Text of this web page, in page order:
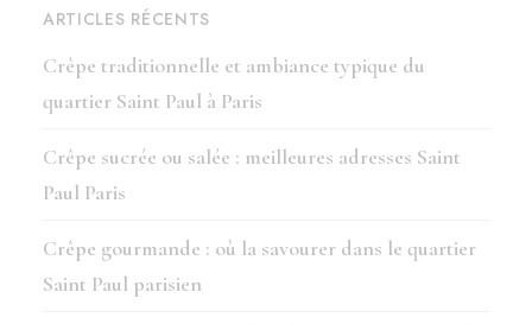
ARTICLES RÉCENTS
Crêpe traditionnelle et ambiance typique du
quartier Saint Paul à Paris
Crêpe sucrée ou salée : meilleures adresses Saint
Paul Paris
Crêpe gourmande : où la savourer dans le quartier
Saint Paul parisien